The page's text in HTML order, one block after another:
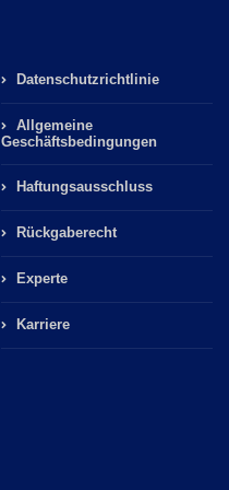
Datenschutzrichtlinie
Allgemeine
Geschäftsbedingungen
Haftungsausschluss
Rückgaberecht
Experte
Karriere